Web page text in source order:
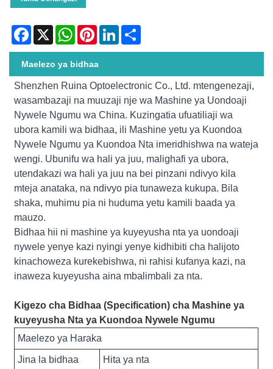
Facebook
X WhatsAppPinterestLinkedIn
Maelezo ya bidhaa
Shenzhen Ruina Optoelectronic Co., Ltd. mtengenezaji,
wasambazaji na muuzaji nje wa Mashine ya Uondoaji
Nywele Ngumu wa China. Kuzingatia ufuatiliaji wa
ubora kamili wa bidhaa, ili Mashine yetu ya Kuondoa
Nywele Ngumu ya Kuondoa Nta imeridhishwa na wateja
wengi. Ubunifu wa hali ya juu, malighafi ya ubora,
utendakazi wa hali ya juu na bei pinzani ndivyo kila
mteja anataka, na ndivyo pia tunaweza kukupa. Bila
shaka, muhimu pia ni huduma yetu kamili baada ya
mauzo.
Bidhaa hii ni mashine ya kuyeyusha nta ya uondoaji
nywele yenye kazi nyingi yenye kidhibiti cha halijoto
kinachoweza kurekebishwa, ni rahisi kufanya kazi, na
inaweza kuyeyusha aina mbalimbali za nta.
Kigezo cha Bidhaa (Specification) cha Mashine ya
kuyeyusha Nta ya Kuondoa Nywele Ngumu
Maelezo ya Haraka
Jina la bidhaa Hita ya nta